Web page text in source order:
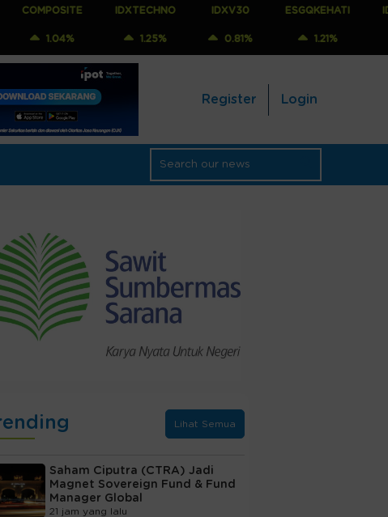
IDXTECHNO IDXV30
0.81%
ESGQKEHATI
1.21%
IDXNONCYC
Register Login
Lihat Semua
Saham Ciputra (CTRA) Jadi
Magnet Sovereign Fund & Fund
Manager Global
21 jam yang lalu